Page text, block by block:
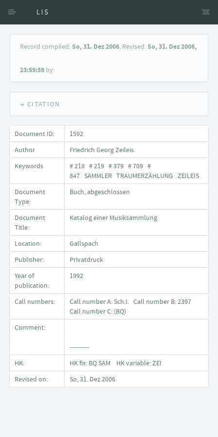
Access via Author
Keyword Search
Record compiled:So, 31. Dez 2006, Revised:So, 31. Dez 2006,
23:59:59 by:
→ CITATION
Document ID:
1592
Author
Friedrich Georg Zeileis
Keywords
# 218 # 219 # 379 # 709 #
847 SAMMLER TRAUMERZÄHLUNG ZEILEIS
Document
Type:
Buch, abgeschlossen
Document
Title:
Katalog einer Musiksammlung
Location:
Gallspach
Publisher:
Privatdruck
Year of
publication:
1992
Call numbers:
Call number A: Sch.I. Call number B: 2397
Call number C: (BQ)
Comment:
----------
HK:
HK fix: BQ SAM HK variable: ZEI
Revised on:
So, 31. Dez 2006